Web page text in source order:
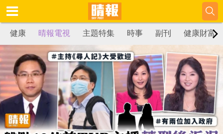
健康 晴報電視 主題特集 時事 副刊 健康財富